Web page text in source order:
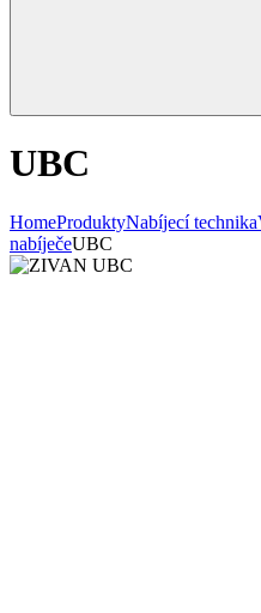
UBC
HomeProduktyNabíjecí technika
nabíječeUBC